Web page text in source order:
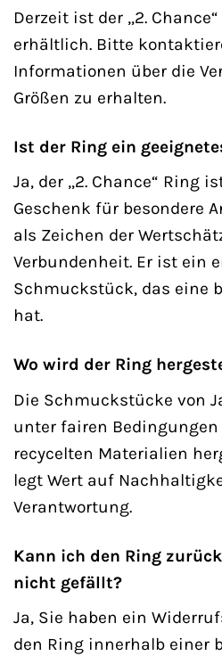
Derzeit ist der „2.
erhältlich. Bitte
Informationen über die
Größen zu erhalten.
Ist der Ring ein
Ja, der „2. Chance“ Ring
Geschenk für besondere
als Zeichen der
Verbundenheit. Er ist ein
Schmuckstück, das eine
hat.
Wo wird der Ring
Die Schmuckstücke von
unter fairen
recycelten Materialien
legt Wert auf
Verantwortung.
Kann ich den Ring
nicht gefällt?
Ja, Sie haben ein
den Ring innerhalb einer